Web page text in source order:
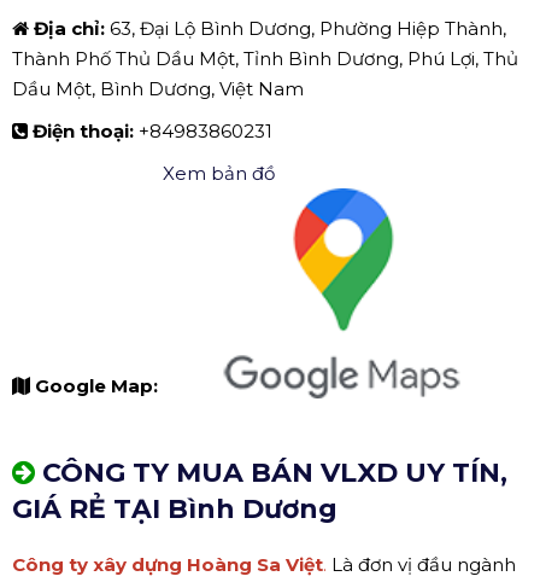
Địa chỉ: 63, Đại Lộ Bình Dương, Phường Hiệp Thành,
Thành Phố Thủ Dầu Một, Tỉnh Bình Dương, Phú Lợi, Thủ
Dầu Một, Bình Dương, Việt Nam
Điện thoại: +84983860231
Google Map:
Xem bản đồ
CÔNG TY MUA BÁN VLXD UY TÍN,
GIÁ RẺ TẠI Bình Dương
Công ty xây dựng Hoàng Sa Việt. Là đơn vị đầu ngành